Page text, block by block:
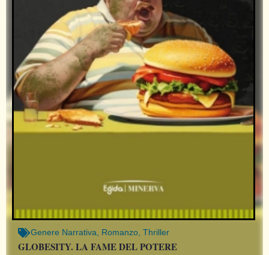
Genere Narrativa, Romanzo, Thriller
GLOBESITY. LA FAME DEL POTERE